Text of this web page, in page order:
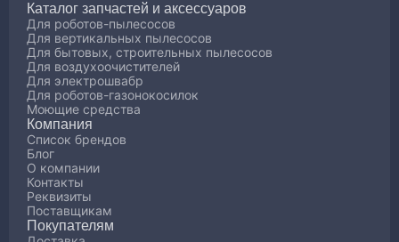
Каталог запчастей и аксессуаров
Для роботов-пылесосов
Для вертикальных пылесосов
Для бытовых, строительных пылесосов
Для воздухоочистителей
Для электрошвабр
Для роботов-газонокосилок
Моющие средства
Компания
Список брендов
Блог
О компании
Контакты
Реквизиты
Поставщикам
Покупателям